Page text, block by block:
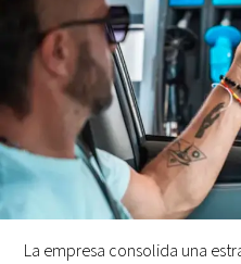
La empresa consolida una